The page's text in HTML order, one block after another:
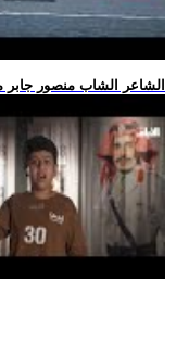
.. الشاعر الشاب منصور